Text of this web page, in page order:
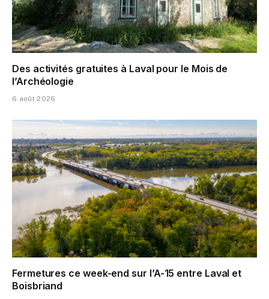
Des activités gratuites à Laval pour le Mois de
l’Archéologie
6 août 2026
Fermetures ce week-end sur l’A-15 entre Laval et
Boisbriand